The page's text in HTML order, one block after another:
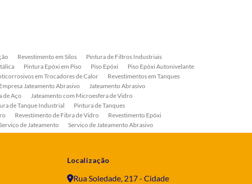
Revestimento em Silos
Pintura de Filtros Industriais
Pintura Epóxi em Piso Piso Epóxi
Piso Epóxi Autonivelante
em Trocadores de Calor
Revestimentos em Tanques
Empresa Jateamento Abrasivo
Jateamento Abrasivo
de Aço
Jateamento com Microesfera de Vidro
de Tanque Industrial
Pintura de Tanques
Revestimento de Fibra de Vidro
Revestimento Epóxi
de Jateamento
Serviço de Jateamento Abrasivo
Industrial
Serviço de Pintura de Válvulas
Localização
Rua Soledade, 217 - Cidade